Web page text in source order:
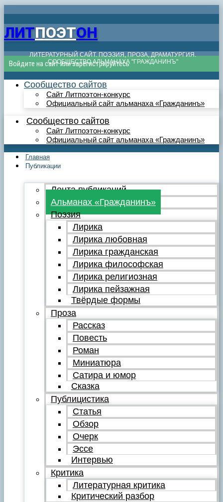
ЛИТПОЭТОН
ЛИТЕРАТУРНЫЙ САЙТ. ПОЭЗИЯ, ПРОЗА, ДРАМАТУРГИЯ.
СООБЩЕСТВО АЛЬМАНАХА "ГРАЖДАНИНЪ"
Войдите на сайт или зарегистрируйтесь
Сообщество сайтов
Сайт Литпоэтон-конкурс
Официальный сайт альманаха «Гражданинъ»
Сообщество сайтов
Сайт Литпоэтон-конкурс
Официальный сайт альманаха «Гражданинъ»
Главная
Публикации
Лента публикаций
Альманах «Гражданинъ»
Поэзия
Лирика
Лирика любовная
Лирика гражданская
Лирика философская
Лирика религиозная
Лирика пейзажная
Твёрдые формы
Проза
Рассказ
Повесть
Роман
Миниатюра
Сатира и юмор
Сказка
Публицистика
Статья
Обзор
Очерк
Эссе
Интервью
Критика
Литературная критика
Критический разбор